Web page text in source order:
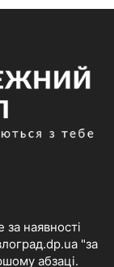
наявності
"за
абзаці.